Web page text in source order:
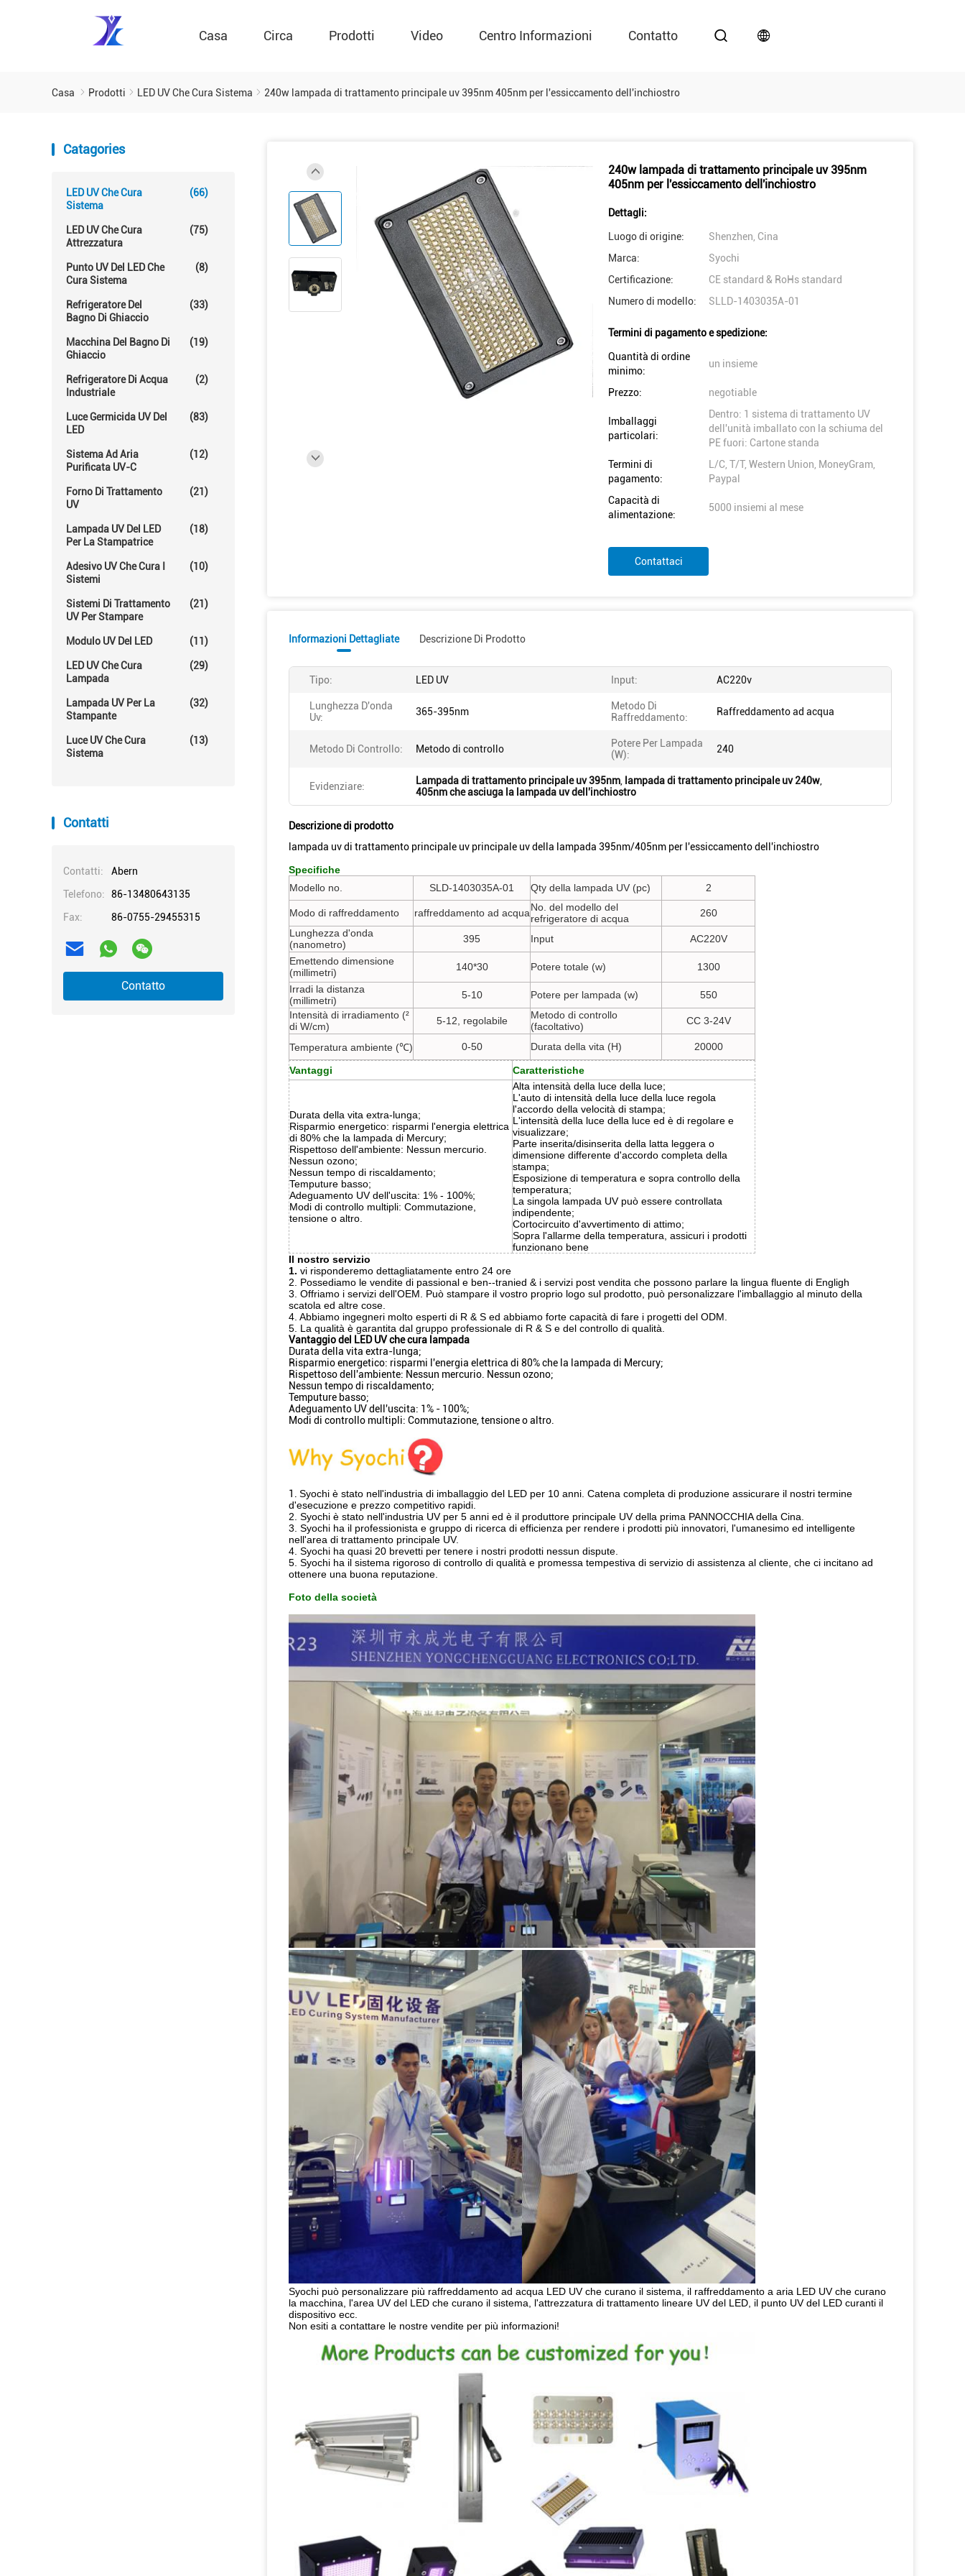
Casa Circa Prodotti Video Centro Informazioni Contatto
Casa Prodotti LED UV Che Cura Sistema 240w lampada di trattamento principale uv 395nm 405nm per l'essiccamento dell'inchiostro
Catagories
LED UV Che Cura
Sistema
(66)
LED UV Che Cura
Attrezzatura
(75)
Punto UV Del LED Che
Cura Sistema
(8)
Refrigeratore Del
Bagno Di Ghiaccio
(33)
Macchina Del Bagno Di
Ghiaccio
(19)
Refrigeratore Di Acqua
Industriale
(2)
Luce Germicida UV Del
LED
(83)
Sistema Ad Aria
Purificata UV-C
(12)
Forno Di Trattamento
UV
(21)
Lampada UV Del LED
Per La Stampatrice
(18)
Adesivo UV Che Cura I
Sistemi
(10)
Sistemi Di Trattamento
UV Per Stampare
(21)
Modulo UV Del LED (11)
LED UV Che Cura
Lampada
(29)
Lampada UV Per La
Stampante
(32)
Luce UV Che Cura
Sistema
(13)
Contatti
Contatti:
Abern
Telefono:
86-13480643135
Fax:
86-0755-29455315
Contatto
240w lampada di trattamento principale uv 395nm
405nm per l'essiccamento dell'inchiostro
Dettagli:
Luogo di origine:
Shenzhen, Cina
Marca:
Syochi
Certificazione:
CE standard & RoHs standard
Numero di modello:
SLLD-1403035A-01
Termini di pagamento e spedizione:
Quantità di ordine
minimo:
un insieme
Prezzo: negotiable
Imballaggi
particolari:
Dentro: 1 sistema di trattamento UV
dell'unità imballato con la schiuma del
PE fuori: Cartone standa
Termini di
pagamento:
L/C, T/T, Western Union, MoneyGram,
Paypal
Capacità di
alimentazione:
5000 insiemi al mese
Contattaci
Informazioni Dettagliate Descrizione Di Prodotto
Tipo: LED UV Input: AC220v
Lunghezza D'onda
Uv:
365-395nm
Metodo Di
Raffreddamento:
Raffreddamento ad acqua
Metodo Di Controllo: Metodo di controllo
Potere Per Lampada
(w):
240
Evidenziare: Lampada di trattamento principale uv 395nm lampada di trattamento principale uv 240w
405nm che asciuga la lampada uv dell'inchiostro
Descrizione di prodotto
lampada uv di trattamento principale uv principale uv della lampada 395nm/405nm per l'essiccamento dell'inchiostro
Specifiche
Modello no.
SLD-1403035A-01 Qty della lampada UV (pc) 2
Modo di raffreddamento raffreddamento ad acquaNo. del modello del
refrigeratore di acqua
260
Lunghezza d'onda
(nanometro)
395 Input
AC220V
Emettendo dimensione
(millimetri)
140*30 Potere totale (w)
1300
Irradi la distanza
(millimetri)
5-10 Potere per lampada (w)
550
Intensità di irradiamento (²
di W/cm)
5-12, regolabile
Metodo di controllo
(facoltativo)
CC 3-24V
Temperatura ambiente (℃) 0-50 Durata della vita (H) 20000
Vantaggi Caratteristiche
Durata della vita extra-lunga;
Risparmio energetico: risparmi l'energia elettrica
di 80% che la lampada di Mercury;
Rispettoso dell'ambiente: Nessun mercurio.
Nessun ozono;
Nessun tempo di riscaldamento;
Temputure basso;
Adeguamento UV dell'uscita: 1% - 100%;
Modi di controllo multipli: Commutazione,
tensione o altro.
Alta intensità della luce della luce;
L'auto di intensità della luce della luce regola
l'accordo della velocità di stampa;
L'intensità della luce della luce ed è di regolare e
visualizzare;
Parte inserita/disinserita della latta leggera o
dimensione differente d'accordo completa della
stampa;
Esposizione di temperatura e sopra controllo della
temperatura;
La singola lampada UV può essere controllata
indipendente;
Cortocircuito d'avvertimento di attimo;
Sopra l'allarme della temperatura, assicuri i prodotti
funzionano bene
Il nostro servizio
1. vi risponderemo dettagliatamente entro 24 ore
2. Possediamo le vendite di passional e ben--tranied & i servizi post vendita che possono parlare la lingua fluente di Engligh
3. Offriamo i servizi dell'OEM. Può stampare il vostro proprio logo sul prodotto, può personalizzare l'imballaggio al minuto della
scatola ed altre cose.
4. Abbiamo ingegneri molto esperti di R & S ed abbiamo forte capacità di fare i progetti del ODM.
5. La qualità è garantita dal gruppo professionale di R & S e del controllo di qualità.
Vantaggio del LED UV che cura lampada
Durata della vita extra-lunga;
Risparmio energetico: risparmi l'energia elettrica di 80% che la lampada di Mercury;
Rispettoso dell'ambiente: Nessun mercurio. Nessun ozono;
Nessun tempo di riscaldamento;
Temputure basso;
Adeguamento UV dell'uscita: 1% - 100%;
Modi di controllo multipli: Commutazione, tensione o altro.
1. Syochi è stato nell'industria di imballaggio del LED per 10 anni. Catena completa di produzione assicurare il nostri termine
d'esecuzione e prezzo competitivo rapidi.
2. Syochi è stato nell'industria UV per 5 anni ed è il produttore principale UV della prima PANNOCCHIA della Cina.
3. Syochi ha il professionista e gruppo di ricerca di efficienza per rendere i prodotti più innovatori, l'umanesimo ed intelligente
nell'area di trattamento principale UV.
4. Syochi ha quasi 20 brevetti per tenere i nostri prodotti nessun dispute.
5. Syochi ha il sistema rigoroso di controllo di qualità e promessa tempestiva di servizio di assistenza al cliente, che ci incitano ad
ottenere una buona reputazione.
Foto della società
Syochi può personalizzare più raffreddamento ad acqua LED UV che curano il sistema, il raffreddamento a aria LED UV che curano
la macchina, l'area UV del LED che curano il sistema, l'attrezzatura di trattamento lineare UV del LED, il punto UV del LED curanti il
dispositivo ecc.
Non esiti a contattare le nostre vendite per più informazioni!